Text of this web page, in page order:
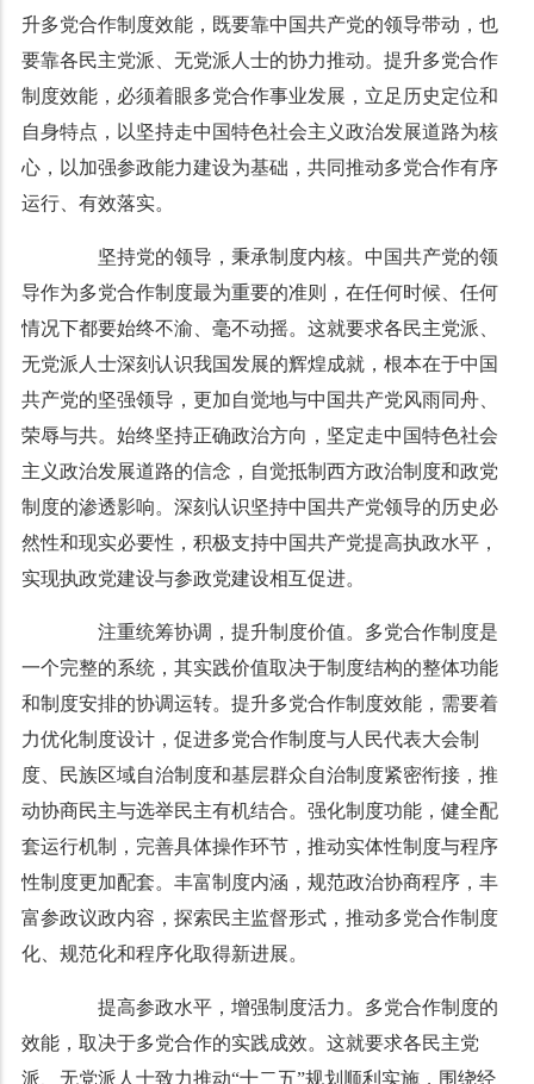
升多党合作制度效能，既要靠中国共产党的领导带动，也
要靠各民主党派、无党派人士的协力推动。提升多党合作
制度效能，必须着眼多党合作事业发展，立足历史定位和
自身特点，以坚持走中国特色社会主义政治发展道路为核
心，以加强参政能力建设为基础，共同推动多党合作有序
运行、有效落实。
坚持党的领导，秉承制度内核。中国共产党的领
导作为多党合作制度最为重要的准则，在任何时候、任何
情况下都要始终不渝、毫不动摇。这就要求各民主党派、
无党派人士深刻认识我国发展的辉煌成就，根本在于中国
共产党的坚强领导，更加自觉地与中国共产党风雨同舟、
荣辱与共。始终坚持正确政治方向，坚定走中国特色社会
主义政治发展道路的信念，自觉抵制西方政治制度和政党
制度的渗透影响。深刻认识坚持中国共产党领导的历史必
然性和现实必要性，积极支持中国共产党提高执政水平，
实现执政党建设与参政党建设相互促进。
注重统筹协调，提升制度价值。多党合作制度是
一个完整的系统，其实践价值取决于制度结构的整体功能
和制度安排的协调运转。提升多党合作制度效能，需要着
力优化制度设计，促进多党合作制度与人民代表大会制
度、民族区域自治制度和基层群众自治制度紧密衔接，推
动协商民主与选举民主有机结合。强化制度功能，健全配
套运行机制，完善具体操作环节，推动实体性制度与程序
性制度更加配套。丰富制度内涵，规范政治协商程序，丰
富参政议政内容，探索民主监督形式，推动多党合作制度
化、规范化和程序化取得新进展。
提高参政水平，增强制度活力。多党合作制度的
效能，取决于多党合作的实践成效。这就要求各民主党
派、无党派人士致力推动“十二五”规划顺利实施，围绕经